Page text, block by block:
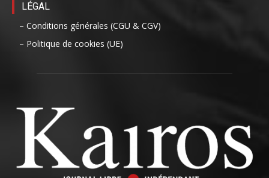
LÉGAL
– Conditions générales (CGU & CGV)
– Politique de cookies (UE)